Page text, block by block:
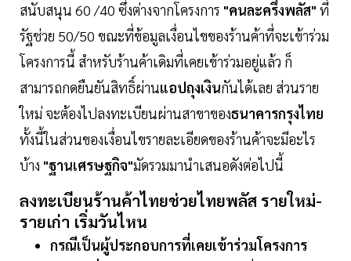
สนับสนุน 60 /40 ซึ่งต่างจากโครงการ "คนละครึ่งพลัส" ที่
รัฐช่วย 50/50 ขณะที่ข้อมูลเงื่อนไขของร้านค้าที่จะเข้าร่วม
โครงการนี้ สำหรับร้านค้าเดิมที่เคยเข้าร่วมอยู่แล้ว ก็
สามารถกดยืนยันสิทธิ์ผ่านแอปถุงเงินกันได้เลย ส่วนราย
ใหม่ จะต้องไปลงทะเบียนผ่านสาขาของธนาคารกรุงไทย
ทั้งนี้ในส่วนของเงื่อนไขรายละเอียดของร้านค้าจะมีอะไร
บ้าง "ฐานเศรษฐกิจ"มัดรวมมานำเสนอดังต่อไปนี้
ลงทะเบียนร้านค้าไทยช่วยไทยพลัส รายใหม่-
รายเก่า เริ่มวันไหน
กรณีเป็นผู้ประกอบการที่เคยเข้าร่วมโครงการ